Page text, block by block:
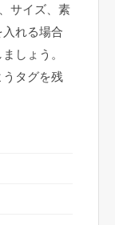
サイズ、素
れる場合
しょう。
タグを残